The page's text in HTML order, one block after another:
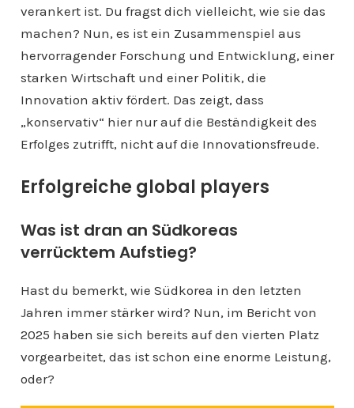
verankert ist. Du fragst dich vielleicht, wie sie das
machen? Nun, es ist ein Zusammenspiel aus
hervorragender Forschung und Entwicklung, einer
starken Wirtschaft und einer Politik, die
Innovation aktiv fördert. Das zeigt, dass
„konservativ“ hier nur auf die Beständigkeit des
Erfolges zutrifft, nicht auf die Innovationsfreude.
Erfolgreiche global players
Was ist dran an Südkoreas
verrücktem Aufstieg?
Hast du bemerkt, wie Südkorea in den letzten
Jahren immer stärker wird? Nun, im Bericht von
2025 haben sie sich bereits auf den vierten Platz
vorgearbeitet, das ist schon eine enorme Leistung,
oder?